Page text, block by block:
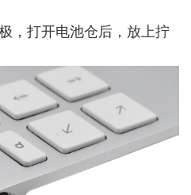
，打开电池仓后，放上拧